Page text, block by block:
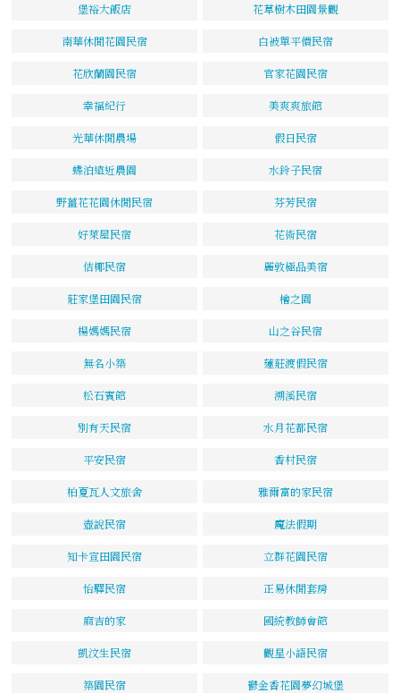
堡裕大飯店 花草樹木田園景觀
南華休閒花園民宿 白被單平價民宿
花欣蘭園民宿 官家花園民宿
幸福紀行 美爽爽旅館
光華休閒農場 假日民宿
蝶泊遠近農園 水鈴子民宿
野薑花花園休閒民宿 芬芳民宿
好萊屋民宿 花術民宿
佶椰民宿 麗敦極品美宿
莊家堡田園民宿 檜之園
楊媽媽民宿 山之谷民宿
無名小築 蓮莊渡假民宿
松石賓館 溯溪民宿
別有天民宿 水月花都民宿
平安民宿 香村民宿
柏夏瓦人文旅舍 雅爾富的家民宿
壺說民宿 魔法假期
知卡宣田園民宿 立群花園民宿
怡驛民宿 正易休閒套房
麻吉的家 國統教師會館
凱汶生民宿 觀星小語民宿
築園民宿 鬱金香花園夢幻城堡